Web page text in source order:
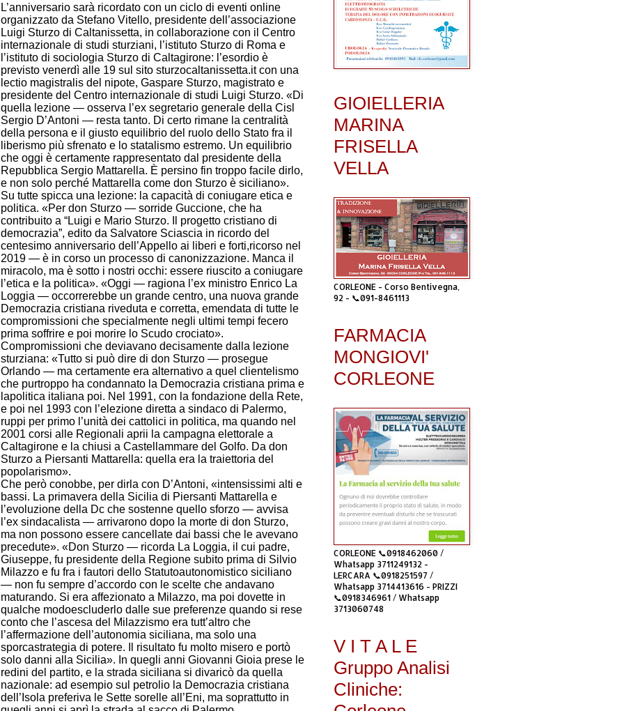
L’anniversario sarà ricordato con un ciclo di eventi online
organizzato da Stefano Vitello, presidente dell’associazione
Luigi Sturzo di Caltanissetta, in collaborazione con il Centro
internazionale di studi sturziani, l’istituto Sturzo di Roma e
l’istituto di sociologia Sturzo di Caltagirone: l’esordio è
previsto venerdì alle 19 sul sito sturzocaltanissetta.it con una
lectio magistralis del nipote, Gaspare Sturzo, magistrato e
presidente del Centro internazionale di studi Luigi Sturzo. «Di
quella lezione — osserva l’ex segretario generale della Cisl
Sergio D’Antoni — resta tanto. Di certo rimane la centralità
della persona e il giusto equilibrio del ruolo dello Stato fra il
liberismo più sfrenato e lo statalismo estremo. Un equilibrio
che oggi è certamente rappresentato dal presidente della
Repubblica Sergio Mattarella. È persino fin troppo facile dirlo,
e non solo perché Mattarella come don Sturzo è siciliano».
Su tutte spicca una lezione: la capacità di coniugare etica e
politica. «Per don Sturzo — sorride Guccione, che ha
contribuito a “Luigi e Mario Sturzo. Il progetto cristiano di
democrazia”, edito da Salvatore Sciascia in ricordo del
centesimo anniversario dell’Appello ai liberi e forti,ricorso nel
2019 — è in corso un processo di canonizzazione. Manca il
miracolo, ma è sotto i nostri occhi: essere riuscito a coniugare
l’etica e la politica». «Oggi — ragiona l’ex ministro Enrico La
Loggia — occorrerebbe un grande centro, una nuova grande
Democrazia cristiana riveduta e corretta, emendata di tutte le
compromissioni che specialmente negli ultimi tempi fecero
prima soffrire e poi morire lo Scudo crociato».
Compromissioni che deviavano decisamente dalla lezione
sturziana: «Tutto si può dire di don Sturzo — prosegue
Orlando — ma certamente era alternativo a quel clientelismo
che purtroppo ha condannato la Democrazia cristiana prima e
lapolitica italiana poi. Nel 1991, con la fondazione della Rete,
e poi nel 1993 con l’elezione diretta a sindaco di Palermo,
ruppi per primo l’unità dei cattolici in politica, ma quando nel
2001 corsi alle Regionali aprii la campagna elettorale a
Caltagirone e la chiusi a Castellammare del Golfo. Da don
Sturzo a Piersanti Mattarella: quella era la traiettoria del
popolarismo».
Che però conobbe, per dirla con D’Antoni, «intensissimi alti e
bassi. La primavera della Sicilia di Piersanti Mattarella e
l’evoluzione della Dc che sostenne quello sforzo — avvisa
l’ex sindacalista — arrivarono dopo la morte di don Sturzo,
ma non possono essere cancellate dai bassi che le avevano
precedute». «Don Sturzo — ricorda La Loggia, il cui padre,
Giuseppe, fu presidente della Regione subito prima di Silvio
Milazzo e fu fra i fautori dello Statutoautonomistico siciliano
— non fu sempre d’accordo con le scelte che andavano
maturando. Si era affezionato a Milazzo, ma poi dovette in
qualche modoescluderlo dalle sue preferenze quando si rese
conto che l’ascesa del Milazzismo era tutt’altro che
l’affermazione dell’autonomia siciliana, ma solo una
sporcastrategia di potere. Il risultato fu molto misero e portò
solo danni alla Sicilia». In quegli anni Giovanni Gioia prese le
redini del partito, e la strada siciliana si divaricò da quella
nazionale: ad esempio sul petrolio la Democrazia cristiana
dell’Isola preferiva le Sette sorelle all’Eni, ma soprattutto in
GIOIELLERIA
MARINA
FRISELLA
VELLA
CORLEONE - Corso Bentivegna,
92 - 📞091-8461113
FARMACIA
MONGIOVI'
CORLEONE
CORLEONE 📞0918462060 /
Whatsapp 3711249132 -
LERCARA 📞0918251597 /
Whatsapp 3714413616 - PRIZZI
📞0918346961 / Whatsapp
3713060748
V I T A L E
Gruppo Analisi
Cliniche: